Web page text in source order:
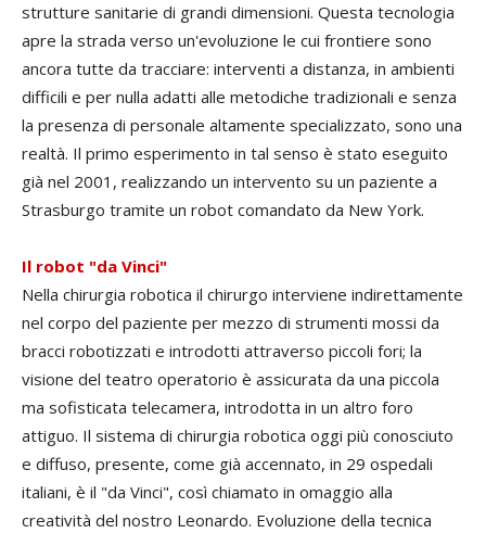
strutture sanitarie di grandi dimensioni. Questa tecnologia
apre la strada verso un'evoluzione le cui frontiere sono
ancora tutte da tracciare: interventi a distanza, in ambienti
difficili e per nulla adatti alle metodiche tradizionali e senza
la presenza di personale altamente specializzato, sono una
realtà. Il primo esperimento in tal senso è stato eseguito
già nel 2001, realizzando un intervento su un paziente a
Strasburgo tramite un robot comandato da New York.
Il robot "da Vinci"
Nella chirurgia robotica il chirurgo interviene indirettamente
nel corpo del paziente per mezzo di strumenti mossi da
bracci robotizzati e introdotti attraverso piccoli fori; la
visione del teatro operatorio è assicurata da una piccola
ma sofisticata telecamera, introdotta in un altro foro
attiguo. Il sistema di chirurgia robotica oggi più conosciuto
e diffuso, presente, come già accennato, in 29 ospedali
italiani, è il "da Vinci", così chiamato in omaggio alla
creatività del nostro Leonardo. Evoluzione della tecnica